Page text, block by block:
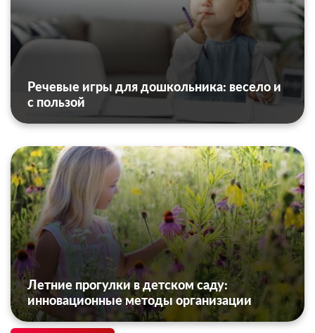
Речевые игры для дошкольника: весело и
с пользой
Летние прогулки в детском саду:
инновационные методы организации